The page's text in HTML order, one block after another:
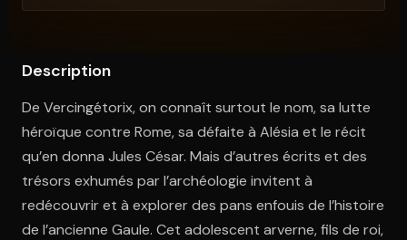
Description
De Vercingétorix, on connaît surtout le nom, sa lutte
héroïque contre Rome, sa défaite à Alésia et le récit
qu’en donna Jules César. Mais d’autres écrits et des
trésors exhumés par l’archéologie invitent à
redécouvrir et à explorer des pans enfouis de l’histoire
de l’ancienne Gaule. Cet adolescent arverne, fils de roi,